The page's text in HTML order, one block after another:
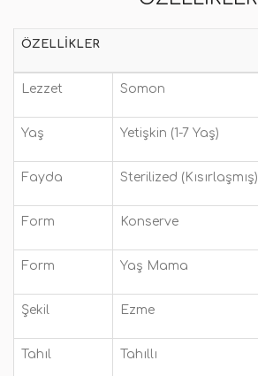
ÖZELLIKLER
Lezzet Somon
Yaş Yetişkin (1-7 Yaş)
Fayda Sterilized (Kısırlaşmış)
Form Konserve
Form Yaş Mama
Şekil Ezme
Tahıl Tahıllı